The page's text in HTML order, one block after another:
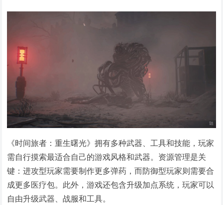
《时间旅者：重生曙光》拥有多种武器、工具和技能，玩家
需自行摸索最适合自己的游戏风格和武器。资源管理是关
键：进攻型玩家需要制作更多弹药，而防御型玩家则需要合
成更多医疗包。此外，游戏还包含升级加点系统，玩家可以
自由升级武器、战服和工具。